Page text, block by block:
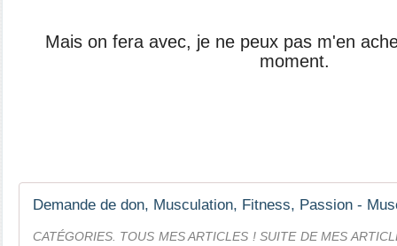
Mais on fera avec, je ne peux pas m'en
moment.
CATÉGORIES. TOUS MES ARTICLES ! SUITE DE MES